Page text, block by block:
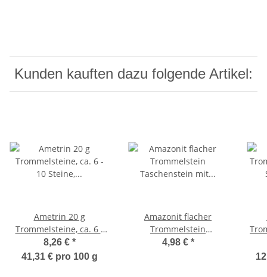
Kunden kauften dazu folgende Artikel:
Ametrin 20 g
Trommelsteine, ca. 6 -
10 Steine, Glücksteine
8,26 € *
41,31 € pro 100 g
Amazonit flacher
Trommelstein
Taschenstein mit
4,98 € *